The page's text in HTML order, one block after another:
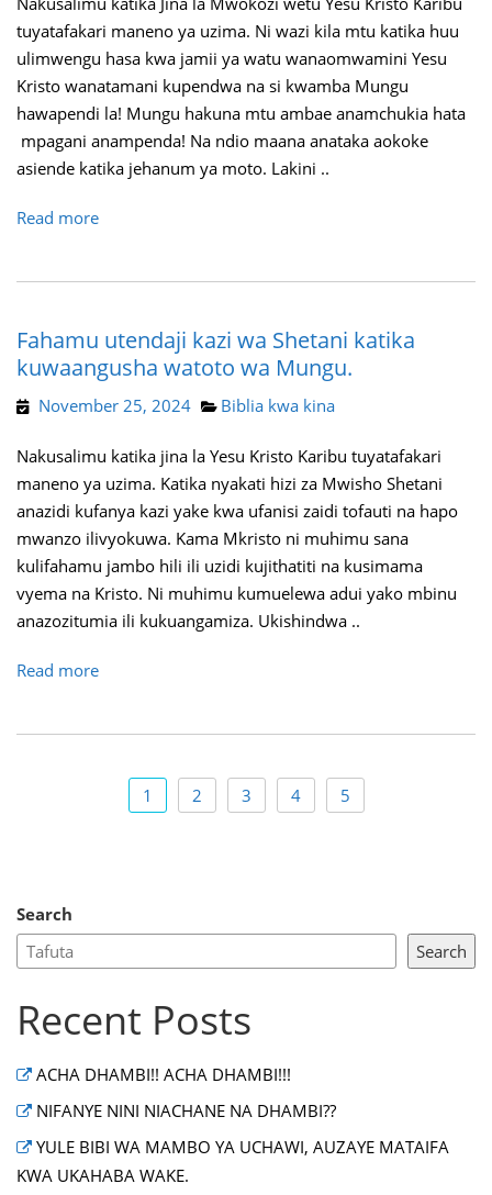
tuyatafakari maneno ya uzima. Ni wazi kila mtu katika huu
ulimwengu hasa kwa jamii ya watu wanaomwamini Yesu
Kristo wanatamani kupendwa na si kwamba Mungu
hawapendi la! Mungu hakuna mtu ambae anamchukia hata
mpagani anampenda! Na ndio maana anataka aokoke
asiende katika jehanum ya moto. Lakini ..
Read more
Fahamu utendaji kazi wa Shetani katika
kuwaangusha watoto wa Mungu.
November 25, 2024 Biblia kwa kina
Nakusalimu katika jina la Yesu Kristo Karibu tuyatafakari
maneno ya uzima. Katika nyakati hizi za Mwisho Shetani
anazidi kufanya kazi yake kwa ufanisi zaidi tofauti na hapo
mwanzo ilivyokuwa. Kama Mkristo ni muhimu sana
kulifahamu jambo hili ili uzidi kujithatiti na kusimama
vyema na Kristo. Ni muhimu kumuelewa adui yako mbinu
anazozitumia ili kukuangamiza. Ukishindwa ..
Read more
1 2 3 4 5
Search
Search
Recent Posts
ACHA DHAMBI!! ACHA DHAMBI!!!
NIFANYE NINI NIACHANE NA DHAMBI??
YULE BIBI WA MAMBO YA UCHAWI, AUZAYE MATAIFA
KWA UKAHABA WAKE.